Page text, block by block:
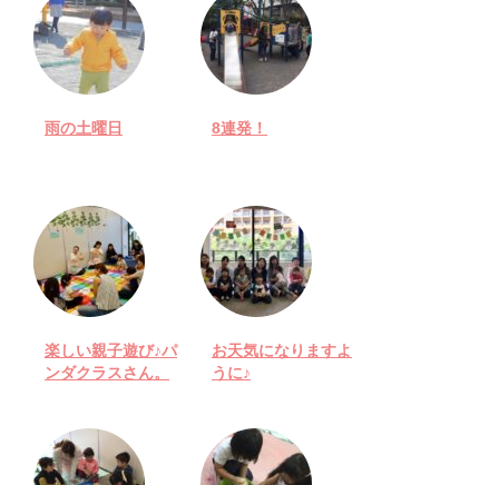
雨の土曜日 8連発！
楽しい親子遊び♪パ
ンダクラスさん。
お天気になりますよ
うに♪